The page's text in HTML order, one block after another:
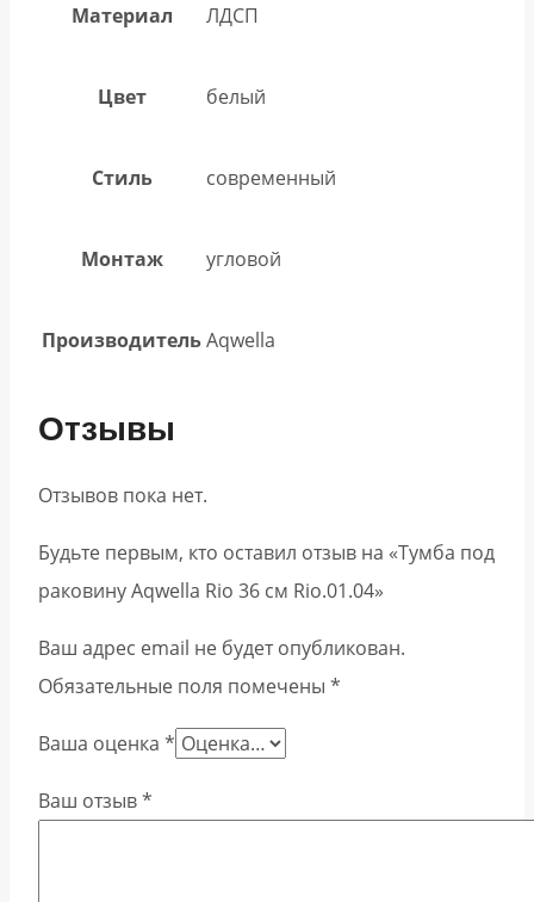
Материал ЛДСП
Цвет белый
Стиль современный
Монтаж угловой
ПроизводительAqwella
Отзывы
Отзывов пока нет.
Будьте первым, кто оставил отзыв на «Тумба под
раковину Aqwella Rio 36 см Rio.01.04»
Ваш адрес email не будет опубликован.
Обязательные поля помечены *
Ваша оценка *
Ваш отзыв*